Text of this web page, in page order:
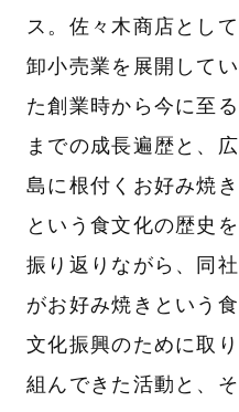
ス。佐々木商店として
卸小売業を展開してい
た創業時から今に至る
までの成長遍歴と、広
島に根付くお好み焼き
という食文化の歴史を
振り返りながら、同社
がお好み焼きという食
文化振興のために取り
組んできた活動と、そ